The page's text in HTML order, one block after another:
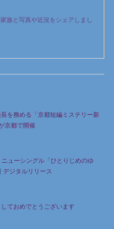
族と写真や近況をシェアしまし
を務める「京都短編ミステリー新
京都で開催
ニューシングル「ひとりじめのゆ
ジタルリリース
しておめでとうございます